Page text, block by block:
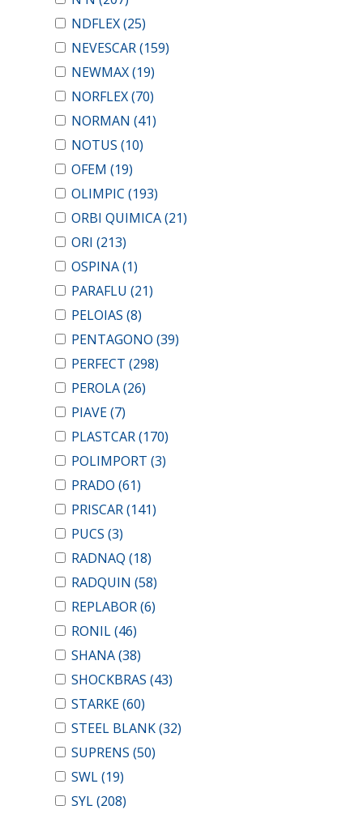
NDFLEX(25)
NEVESCAR(159)
NEWMAX(19)
NORFLEX(70)
NORMAN (41)
NOTUS (10)
OFEM (19)
OLIMPIC (193)
ORBI QUIMICA(21)
ORI (213)
OSPINA(1)
PARAFLU (21)
PELOIAS (8)
PENTAGONO (39)
PERFECT (298)
PEROLA(26)
PIAVE(7)
PLASTCAR(170)
POLIMPORT (3)
PRADO (61)
PRISCAR(141)
PUCS (3)
RADNAQ (18)
RADQUIN (58)
REPLABOR(6)
RONIL(46)
SHANA(38)
SHOCKBRAS (43)
STARKE(60)
STEEL BLANK(32)
SUPRENS (50)
SWL(19)
SYL(208)